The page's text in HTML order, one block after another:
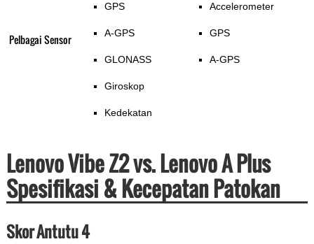
Pelbagai Sensor
GPS
A-GPS
GLONASS
Giroskop
Kedekatan
Accelerometer
GPS
A-GPS
Lenovo Vibe Z2 vs. Lenovo A Plus
Spesifikasi & Kecepatan Patokan
Skor Antutu 4